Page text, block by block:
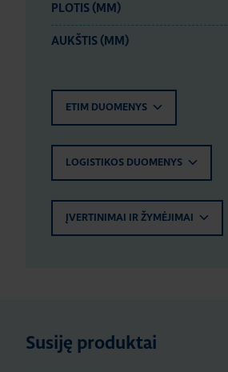
PLOTIS (MM)
AUKŠTIS (MM)
ETIM DUOMENYS
LOGISTIKOS DUOMENYS
ĮVERTINIMAI IR ŽYMĖJIMAI
Susiję produktai